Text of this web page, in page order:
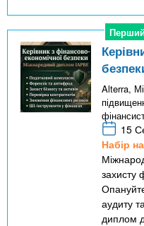
Alterra,
15
Набір
захисту
аудиту
диплом